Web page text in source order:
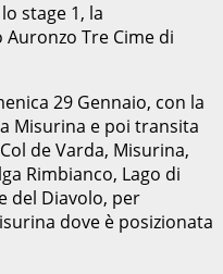
stage 1, la
Tre Cime di
29 Gennaio, con la
Misurina e poi transita
de Varda, Misurina,
Rimbianco, Lago di
del Diavolo, per
dove è posizionata